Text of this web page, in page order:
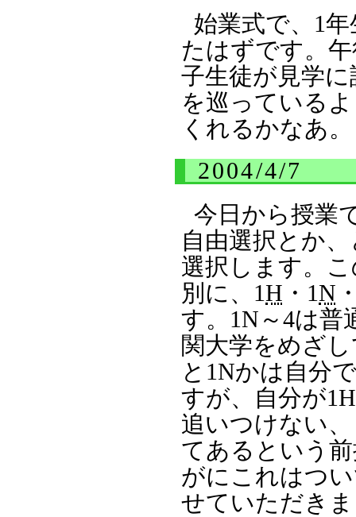
始業式で、1
たはずです。
子生徒が見学
を巡っている
くれるかなあ。
2004/4/7
今日から授業
自由選択とか
選択します。
別に、1H ・1N
す。1N～4は普
関大学をめざ
と1Nかは自分
すが、自分が
追いつけない
てあるという
がにこれはつ
せていただき